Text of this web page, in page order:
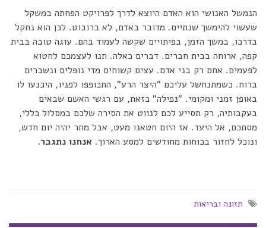
הנמשל האנושי הוא האדם היוצא לדרך לפרויקט הפחתה במשקל
שעשוי להימשך שנתיים. מדובר באדם, לא ברובוט. לכן הוא נתקל
בדרכו, במשך הזמן, בפיתויים שקשה לעמוד בהם. עוגה טובה בבית
קפה, ארוחה בבית חברים. דברים כאלה. תנו לעצמכם לחטוא
לפעמים. אתם רק בני אדם. עצים קשוחים מדי נופלים ונשברים
ברוח. כשמתנחשל עליכם "היצר הרע", התכופפו לפניו, היכנעו לו
באופן זמני ומקומי. "נפילה" כזאת, עם רגשי האשם שבאים
בעקבותיה, רק תסייע לכם לנווט את הסירה שלכם במסלול כללי,
מסתכם, אל היעד. אז היום חטאנו מעט, אבל מחר יהיה יום חדש,
ונוכל לחזור בכוחות מחודשים למסע הארוך. אנחנו נתגבר.
תזונה ובריאות